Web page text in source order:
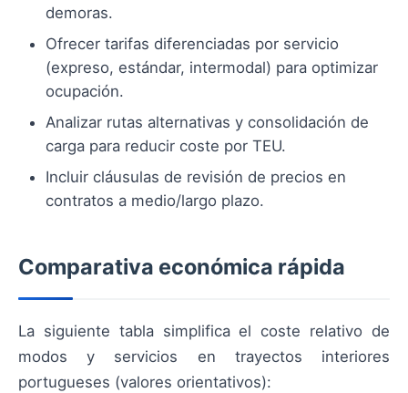
demoras.
Ofrecer tarifas diferenciadas por servicio
(expreso, estándar, intermodal) para optimizar
ocupación.
Analizar rutas alternativas y consolidación de
carga para reducir coste por TEU.
Incluir cláusulas de revisión de precios en
contratos a medio/largo plazo.
Comparativa económica rápida
La siguiente tabla simplifica el coste relativo de
modos y servicios en trayectos interiores
portugueses (valores orientativos):